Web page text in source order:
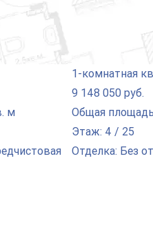
м
1-комнатная
9 148 050 руб.
Общая
Этаж: 4 / 25
Отделка: Без